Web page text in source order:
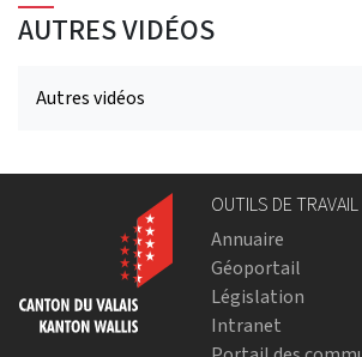
AUTRES VIDÉOS
Autres vidéos
OUTILS DE TRAVAIL
Annuaire
Géoportail
Législation
Intranet